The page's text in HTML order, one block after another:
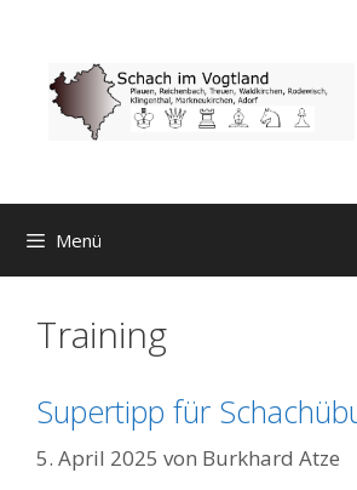
springen
Menü
Training
Supertipp für
5. April 2025 von Burkhard Atze